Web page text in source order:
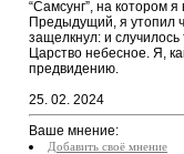
25. 02. 2024
Ваше мнение:
Добавить своё мнение